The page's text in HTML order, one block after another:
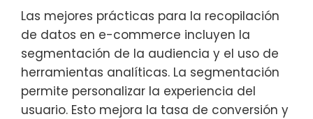
Las mejores prácticas para la recopilación
de datos en e-commerce incluyen la
segmentación de la audiencia y el uso de
herramientas analíticas. La segmentación
permite personalizar la experiencia del
usuario. Esto mejora la tasa de conversión y